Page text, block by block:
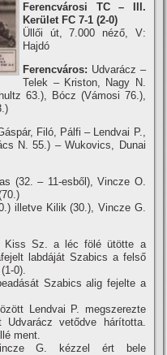
Ferencvárosi TC – III.
Kerület FC 7-1 (2-0)
Üllői út, 7.000 néző, V:
Hajdó
Ferencváros: Udvarácz –
Telek – Kriston, Nagy N.
63.), Bócz (Vámosi 76.),
Filó, Pálfi – Lendvai P.,
N. 55.) – Wukovics, Dunai
(32. – 11-esből), Vincze O.
illetve Kilik (30.), Vincze G.
Kiss Sz. a léc fölé ütötte a
labdáját Szabics a felső
0).
Szabics alig fejelte a
Lendvai P. megszerezte
vetődve hárí­totta.
ment.
G. kézzel ért bele